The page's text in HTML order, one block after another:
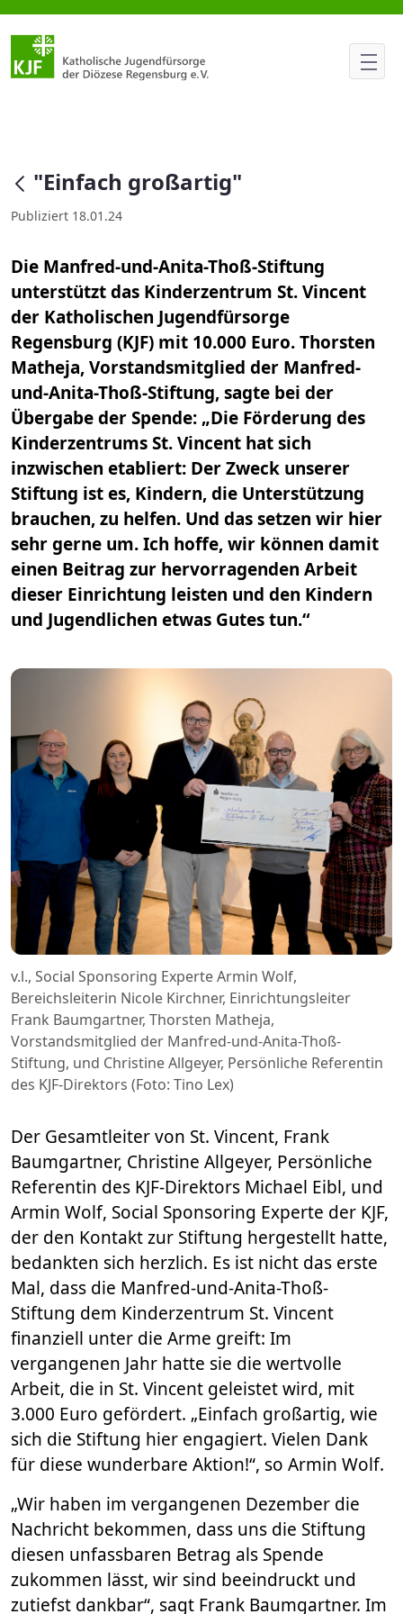
"Einfach großartig"
null
"Einfach großartig"
Publiziert 18.01.24
Die Manfred-und-Anita-Thoß-Stiftung
unterstützt das Kinderzentrum St. Vincent
der Katholischen Jugendfürsorge
Regensburg (KJF) mit 10.000 Euro. Thorsten
Matheja, Vorstandsmitglied der Manfred-
und-Anita-Thoß-Stiftung, sagte bei der
Übergabe der Spende: „Die Förderung des
Kinderzentrums St. Vincent hat sich
inzwischen etabliert: Der Zweck unserer
Stiftung ist es, Kindern, die Unterstützung
brauchen, zu helfen. Und das setzen wir hier
sehr gerne um. Ich hoffe, wir können damit
einen Beitrag zur hervorragenden Arbeit
dieser Einrichtung leisten und den Kindern
und Jugendlichen etwas Gutes tun.“
v.l., Social Sponsoring Experte Armin Wolf,
Bereichsleiterin Nicole Kirchner, Einrichtungsleiter
Frank Baumgartner, Thorsten Matheja,
Vorstandsmitglied der Manfred-und-Anita-Thoß-
Stiftung, und Christine Allgeyer, Persönliche Referentin
des KJF-Direktors (Foto: Tino Lex)
Der Gesamtleiter von St. Vincent, Frank
Baumgartner, Christine Allgeyer, Persönliche
Referentin des KJF-Direktors Michael Eibl, und
Armin Wolf, Social Sponsoring Experte der KJF,
der den Kontakt zur Stiftung hergestellt hatte,
bedankten sich herzlich. Es ist nicht das erste
Mal, dass die Manfred-und-Anita-Thoß-
Stiftung dem Kinderzentrum St. Vincent
finanziell unter die Arme greift: Im
vergangenen Jahr hatte sie die wertvolle
Arbeit, die in St. Vincent geleistet wird, mit
3.000 Euro gefördert. „Einfach großartig, wie
sich die Stiftung hier engagiert. Vielen Dank
für diese wunderbare Aktion!“, so Armin Wolf.
„Wir haben im vergangenen Dezember die
Nachricht bekommen, dass uns die Stiftung
diesen unfassbaren Betrag als Spende
zukommen lässt, wir sind beeindruckt und
zutiefst dankbar“, sagt Frank Baumgartner. Im